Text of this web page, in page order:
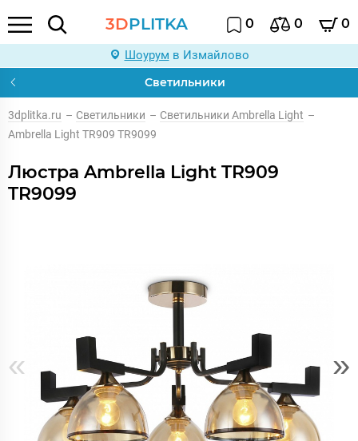
3DPLITKA 0 0 0
Шоурум в Измайлово
Светильники
3dplitka.ru – Светильники – Светильники Ambrella Light –
Ambrella Light TR909 TR9099
Люстра Ambrella Light TR909
TR9099
« »